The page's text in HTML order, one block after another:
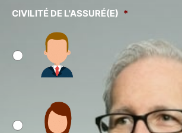
CIVILITÉ DE L'ASSURÉ(E) *